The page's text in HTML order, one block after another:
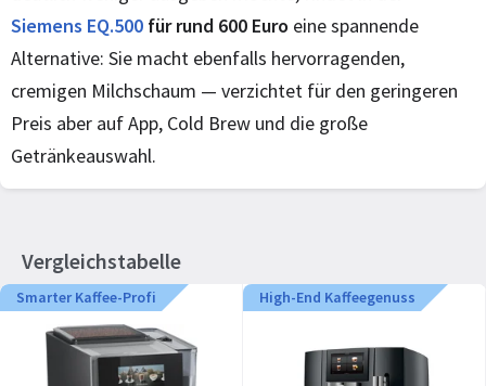
Siemens EQ.500 für rund 600 Euro eine spannende
Alternative: Sie macht ebenfalls hervorragenden,
cremigen Milchschaum — verzichtet für den geringeren
Preis aber auf App, Cold Brew und die große
Getränkeauswahl.
Vergleichstabelle
Smarter Kaffee-Profi High-End Kaffeegenuss